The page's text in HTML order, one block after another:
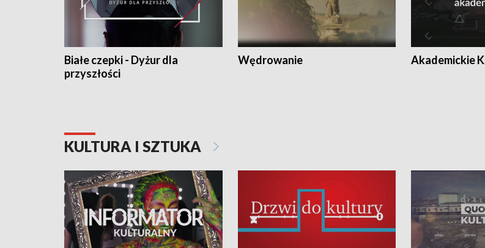
Białe czepki - Dyżur dla
przyszłości
Wędrowanie Akademickie
KULTURA I SZTUKA